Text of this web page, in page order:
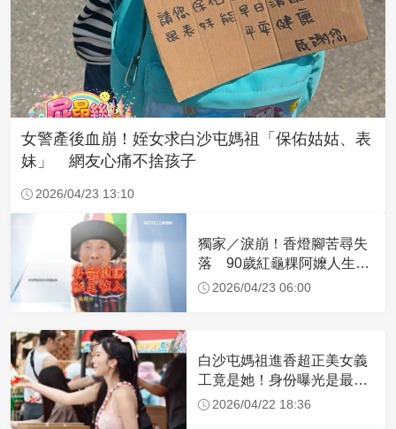
女警產後血崩！姪女求白沙屯媽祖「保佑姑姑、表
妹」 網友心痛不捨孩子
2026/04/23 13:10
獨家／淚崩！香燈腳苦尋失
落 90歲紅龜粿阿嬤人生謝
幕2026/04/23 06:00
白沙屯媽祖進香超正美女義
工竟是她！身份曝光是最美
禮生 一輩子不結婚
2026/04/22 18:36